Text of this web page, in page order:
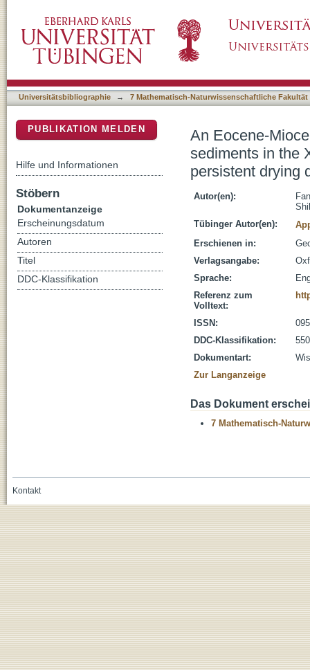
China: indication for Cenozoic persistent
Universitätsbibliographie → 7 Mathematisch-Naturwissenschaftliche Fakultät
An Eocene-
sediments in the
persistent drying
Autor(en):
Tübinger Autor(en):
Erschienen in:
Verlagsangabe:
Sprache:
Referenz zum
Volltext:
ISSN:
DDC-Klassifikation:
Dokumentart:
Zur Langanzeige
Das Dokument
7 Mathematisch-
PUBLIKATION MELDEN
Hilfe und Informationen
Stöbern
Dokumentanzeige
Erscheinungsdatum
Autoren
Titel
DDC-Klassifikation
Kontakt